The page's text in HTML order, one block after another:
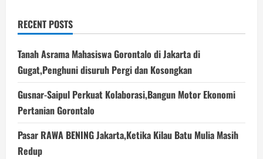
RECENT POSTS
Tanah Asrama Mahasiswa Gorontalo di Jakarta di
Gugat,Penghuni disuruh Pergi dan Kosongkan
Gusnar-Saipul Perkuat Kolaborasi,Bangun Motor Ekonomi
Pertanian Gorontalo
Pasar RAWA BENING Jakarta,Ketika Kilau Batu Mulia Masih
Redup